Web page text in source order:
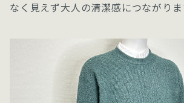
なく見えず大人の清潔感につながりま